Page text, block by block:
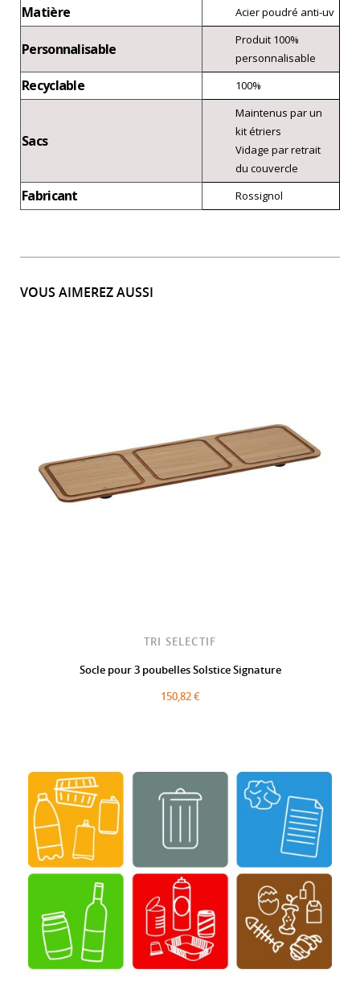
Matière Acier poudré anti-uv
Personnalisable
Produit 100%
personnalisable
Recyclable 100%
Sacs
Maintenus par un
kit étriers
Vidage par retrait
du couvercle
Fabricant Rossignol
VOUS AIMEREZ AUSSI
TRI SELECTIF
Socle pour 3 poubelles Solstice Signature
150,82 €